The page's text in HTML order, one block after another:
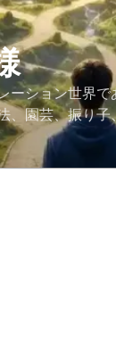
ーション世界
、園芸、振り